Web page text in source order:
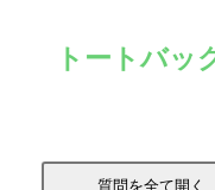
トートバッ